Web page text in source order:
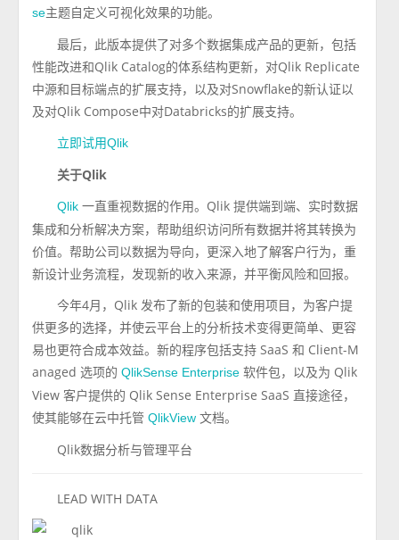
se主题自定义可视化效果的功能。
最后，此版本提供了对多个数据集成产品的更新，包括
性能改进和Qlik Catalog的体系结构更新，对Qlik Replicate
中源和目标端点的扩展支持，以及对Snowflake的新认证以
及对Qlik Compose中对Databricks的扩展支持。
立即试用Qlik
关于Qlik
Qlik一直重视数据的作用。Qlik 提供端到端、实时数据
集成和分析解决方案，帮助组织访问所有数据并将其转换为
价值。帮助公司以数据为导向，更深入地了解客户行为，重
新设计业务流程，发现新的收入来源，并平衡风险和回报。
今年4月，Qlik 发布了新的包装和使用项目，为客户提
供更多的选择，并使云平台上的分析技术变得更简单、更容
易也更符合成本效益。新的程序包括支持 SaaS 和 Client-M
anaged 选项的QlikSense Enterprise 软件包，以及为 Qlik
View 客户提供的 Qlik Sense Enterprise SaaS 直接途径，
使其能够在云中托管QlikView 文档。
Qlik数据分析与管理平台
LEAD WITH DATA